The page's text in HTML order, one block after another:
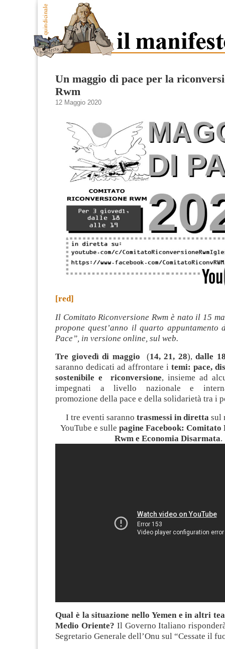
Un maggio di pace per la
Rwm
12 Maggio 2020
[red]
Il Comitato Riconversione Rwm è nato il 15
propone quest’anno il quarto
Pace”, in versione online, sul web.
Tre giovedì di maggio (14, 21, 28),dalle
saranno dedicati ad affrontare i temi: pace,
sostenibile e riconversione, insieme ad
impegnati a livello nazionale e
promozione della pace e della solidarietà tra i
I tre eventi saranno trasmessi in diretta sul
YouTube e sulle pagine Facebook: Comitato
Rwm e Economia Disarmata.
Qual è la situazione nello Yemen e in altri
Medio Oriente? Il Governo Italiano
Segretario Generale dell’Onu sul “Cessate il